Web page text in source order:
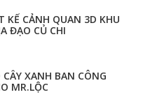
KẾ CẢNH QUAN 3D KHU
ĐẠO CỦ CHI
XANH BAN CÔNG
MR.LỘC